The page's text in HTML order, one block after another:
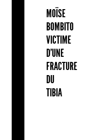
MOÏSE
BOMBITO
VICTIME
D'UNE
FRACTURE
DU
TIBIA